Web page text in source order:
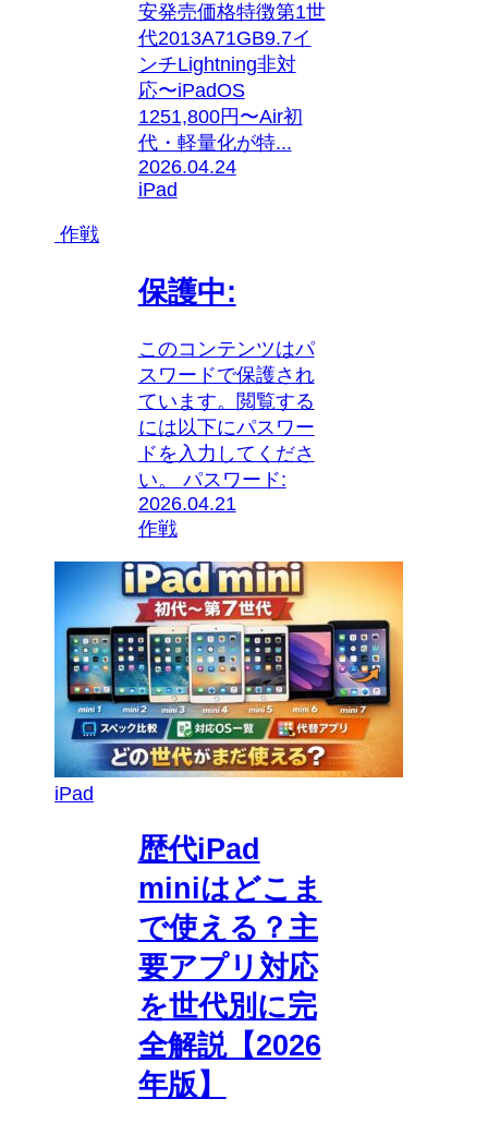
安発売価格特徴第1世
代2013A71GB9.7イ
ンチLightning非対
応〜iPadOS
1251,800円〜Air初
代・軽量化が特...
2026.04.24
iPad
作戦
保護中:
このコンテンツはパ
スワードで保護され
ています。閲覧する
には以下にパスワー
ドを入力してくださ
い。 パスワード:
2026.04.21
作戦
iPad
歴代iPad
miniはどこま
で使える？主
要アプリ対応
を世代別に完
全解説【2026
年版】